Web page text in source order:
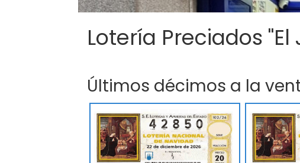
Lotería Preciados
Últimos décimos a la